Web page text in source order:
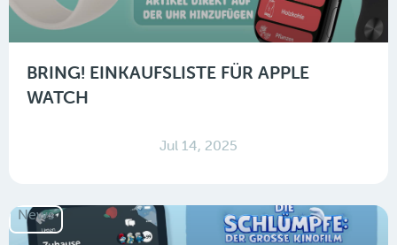
BRING! EINKAUFSLISTE FÜR APPLE
WATCH
Jul 14, 2025
News